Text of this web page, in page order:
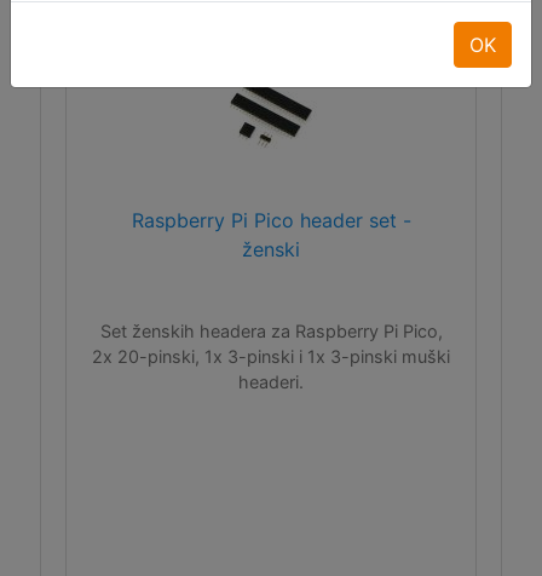
Raspberry Pi Pico header set -
ženski
Set ženskih headera za Raspberry Pi Pico,
2x 20-pinski, 1x 3-pinski i 1x 3-pinski muški
headeri.
OK